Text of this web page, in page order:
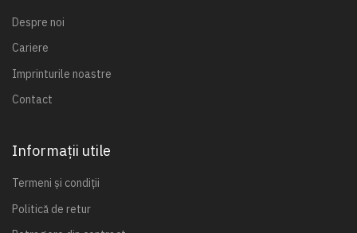
Despre noi
Cariere
Imprinturile noastre
Contact
Informații utile
Termeni și condiții
Politică de retur